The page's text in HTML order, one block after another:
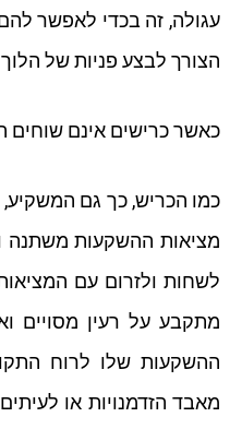
עגולה, זה בכדי לאפשר
הצורך לבצע פניות של הלוך
כאשר כרישים אינם
כמו הכריש, כך גם המשקיע,
מציאות ההשקעות משתנה
לשחות ולזרום עם
מתקבע על רעין מסויים
ההשקעות שלו לרוח
מאבד הזדמנויות או